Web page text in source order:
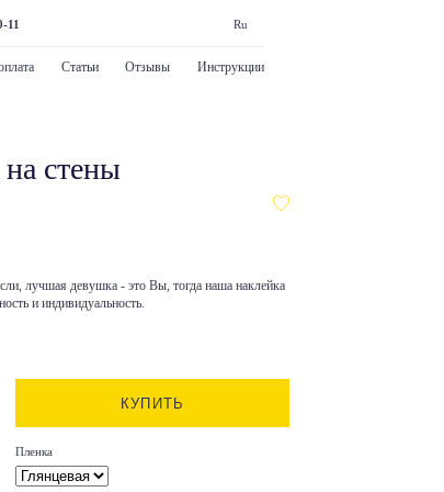
11 Ru
Статьи Отзывы Инструкции
стены
лучшая девушка - это Вы, тогда наша наклейка
и индивидуальность.
КУПИТЬ
Пленка